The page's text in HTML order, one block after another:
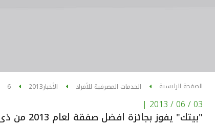
الصفحة الرئيسية الخدمات المصرفية للأفراد الأخبار2013
6
03 / 06 / 2013
|
"بيتك" يفوز بجائزة افضل صفقة لعام 2013 من ذى بنكر العالمية